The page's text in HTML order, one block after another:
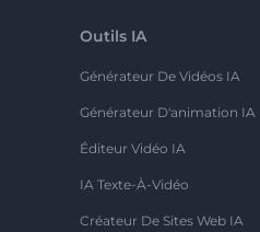
Outils IA
Générateur De Vidéos IA
Générateur D'animation IA
Éditeur Vidéo IA
IA Texte-À-Vidéo
Créateur De Sites Web IA